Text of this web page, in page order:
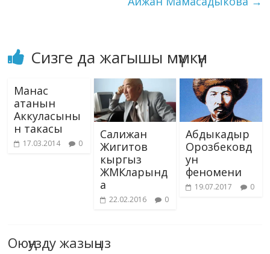
Сизге да жагышы мүмкүн
Манас
атанын
Аккуласыны
н такасы
17.03.2014 0
Салижан
Жигитов
кыргыз
ЖМКларынд
а
22.02.2016 0
Абдыкадыр
Орозбековд
ун
феномени
19.07.2017 0
Оюңузду жазыңыз